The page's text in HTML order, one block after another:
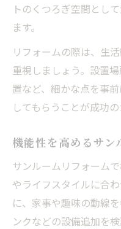
トのくつろぎ空間とし
ます。
リフォームの際は、生
重視しましょう。設置
置など、細かな点を事
してもらうことが成功の
機能性を高めるサン
サンルームリフォーム
やライフスタイルに合
に、家事や趣味の動線
ンクなどの設備追加を